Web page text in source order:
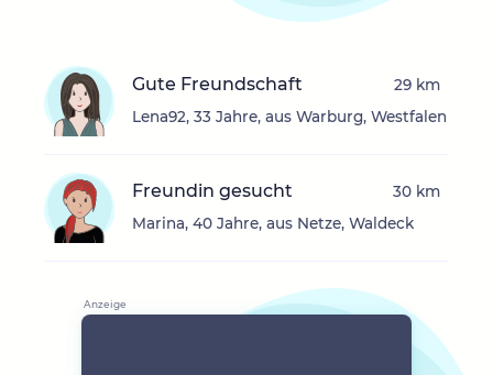
Gute Freundschaft
Lena92, 33 Jahre, aus Warburg, Westfalen
29 km
Freundin gesucht
Marina, 40 Jahre, aus Netze, Waldeck
30 km